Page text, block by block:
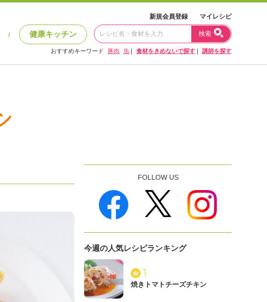
新規会員登録 マイレシピ
/ 健康キッチン 検索
おすすめキーワード 豚肉 魚 食材をきめないで探す 講師を探す
FOLLOW US
今週の人気レシピランキング
1
焼きトマトチーズチキン